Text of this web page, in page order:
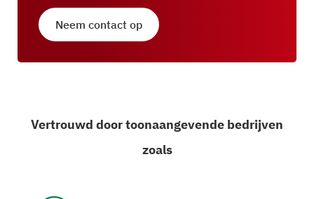
Neem contact op
Vertrouwd door toonaangevende bedrijven
zoals